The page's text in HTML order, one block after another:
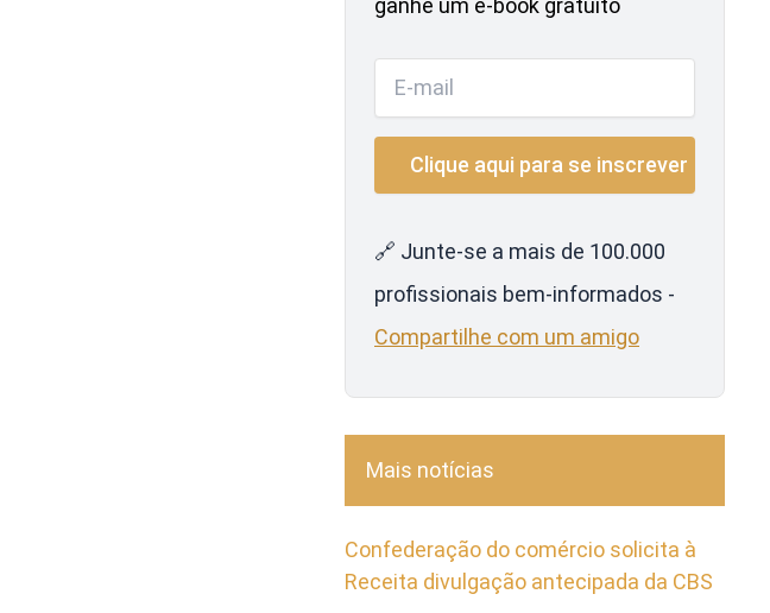
ganhe um e-book gratuito
🔗 Junte-se a mais de 100.000
profissionais bem-informados -
Compartilhe com um amigo
Mais notícias
Confederação do comércio solicita à
Receita divulgação antecipada da CBS